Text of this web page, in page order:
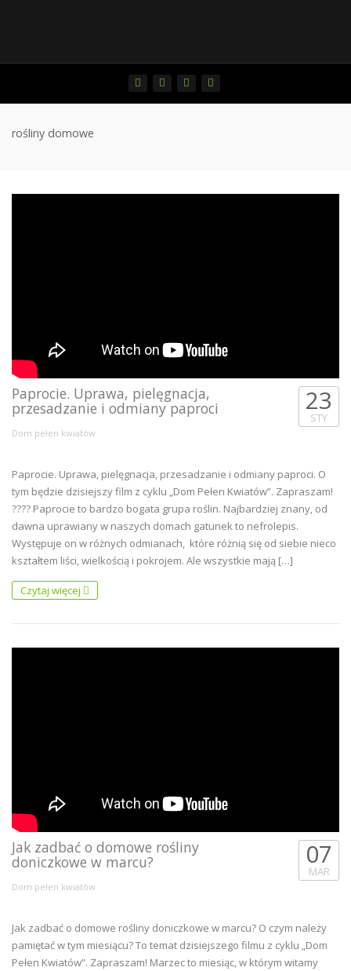
rośliny domowe
Paprocie. Uprawa, pielęgnacja,
przesadzanie i odmiany paproci
Dom pełen kwiatów
23
STY
Paprocie. Uprawa, pielęgnacja, przesadzanie i odmiany paproci. O
tym będzie dzisiejszy film z cyklu „Dom Pełen Kwiatów”. Zapraszam!
???? Paprocie to bardzo bogata grupa roślin. Najbardziej znany, od
dawna uprawiany w naszych domach gatunek to nefrolepis.
Występuje on w różnych odmianach, które różnią się od siebie nieco
kształtem liści, wielkością i pokrojem. Ale wszystkie mają […]
Czytaj więcej
Jak zadbać o domowe rośliny
doniczkowe w marcu?
Dom pełen kwiatów
07
MAR
Jak zadbać o domowe rośliny doniczkowe w marcu? O czym należy
pamiętać w tym miesiącu? To temat dzisiejszego filmu z cyklu „Dom
Pełen Kwiatów”. Zapraszam! Marzec to miesiąc, w którym witamy